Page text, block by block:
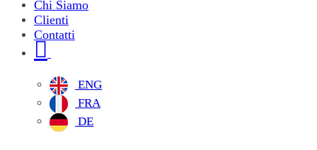
Chi Siamo
Clienti
Contatti
ENG
FRA
DE